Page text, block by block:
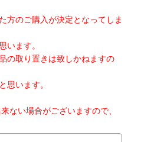
方のご購入が決定となってしま
います。
の取り置きは致しかねますの
思います。
ない場合がございますので、